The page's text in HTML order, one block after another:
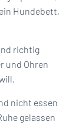
Hundebett,
richtig
und Ohren
nicht essen
gelassen